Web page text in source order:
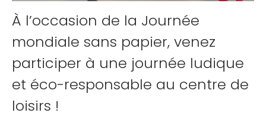
À l’occasion de la Journée
mondiale sans papier, venez
participer à une journée ludique
et éco-responsable au centre de
loisirs !